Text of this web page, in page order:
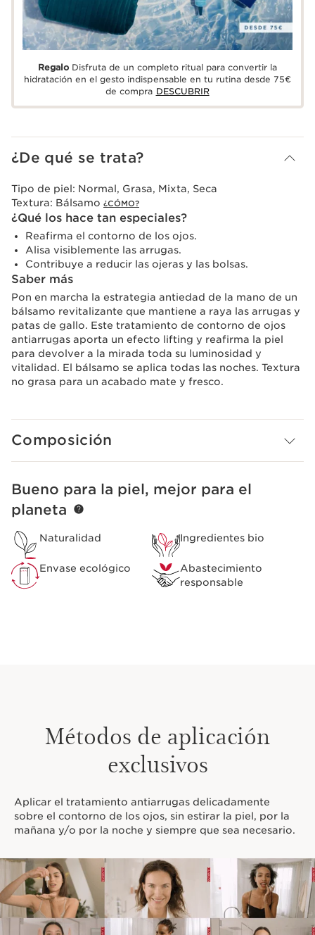
RegaloDisfruta de un completo ritual para convertir la
hidratación en el gesto indispensable en tu rutina desde 75€
de compra DESCUBRIR
¿De qué se trata?
Tipo de piel: Normal, Grasa, Mixta, Seca
Textura: Bálsamo ¿CÓMO?
¿Qué los hace tan especiales?
Reafirma el contorno de los ojos.
Alisa visiblemente las arrugas.
Contribuye a reducir las ojeras y las bolsas.
Saber más
Pon en marcha la estrategia antiedad de la mano de un
bálsamo revitalizante que mantiene a raya las arrugas y
patas de gallo. Este tratamiento de contorno de ojos
antiarrugas aporta un efecto lifting y reafirma la piel
para devolver a la mirada toda su luminosidad y
vitalidad. El bálsamo se aplica todas las noches. Textura
no grasa para un acabado mate y fresco.
Composición
IR AL CONTENIDO
Bueno para la piel, mejor para el
planeta
Naturalidad Ingredientes bio
Envase ecológico
Abastecimiento
responsable
Métodos de aplicación
exclusivos
Aplicar el tratamiento antiarrugas delicadamente
sobre el contorno de los ojos, sin estirar la piel, por la
mañana y/o por la noche y siempre que sea necesario.